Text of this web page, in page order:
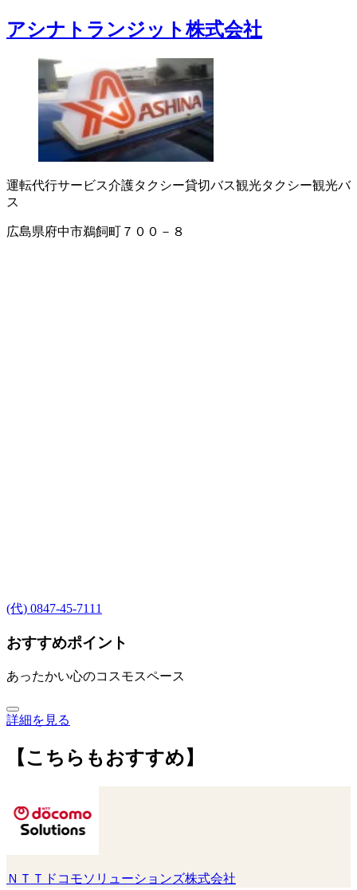
アシナトランジット株式会社
運転代行サービス介護タクシー貸切バス観光タクシー観光バ
ス
広島県府中市鵜飼町７００－８
(代) 0847-45-7111
おすすめポイント
あったかい心のコスモスペース
詳細を見る
【こちらもおすすめ】
ＮＴＴドコモソリューションズ株式会社